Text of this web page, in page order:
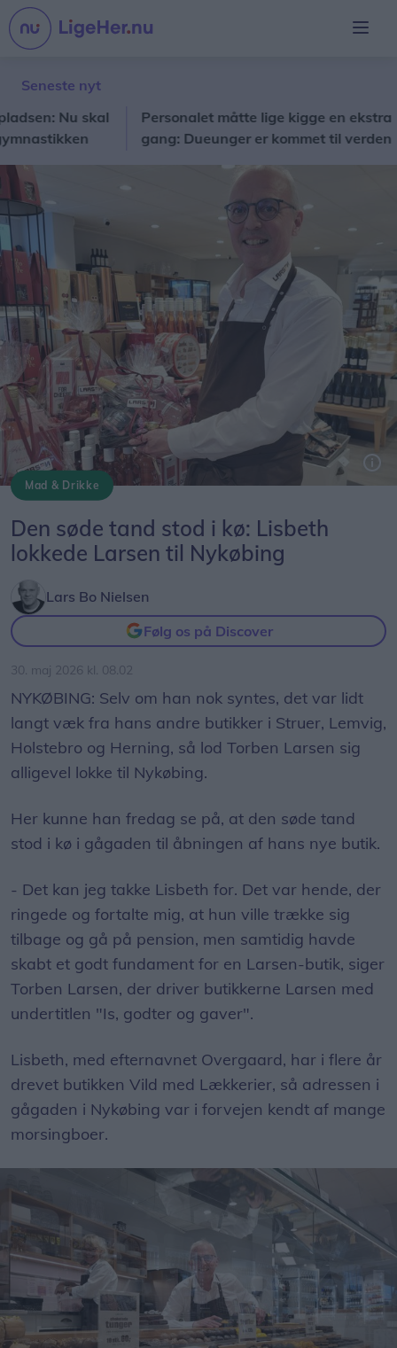
Seneste nyt
Nu skal
Personalet måtte lige kigge en ekstra
gang: Dueunger er kommet til verden
Mad & Drikke
Den søde tand stod i kø: Lisbeth
lokkede Larsen til Nykøbing
Lars Bo Nielsen
Følg os på Discover
30. maj 2026 kl. 08.02
NYKØBING: Selv om han nok syntes, det var lidt
langt væk fra hans andre butikker i Struer, Lemvig,
Holstebro og Herning, så lod Torben Larsen sig
alligevel lokke til Nykøbing.
Her kunne han fredag se på, at den søde tand
stod i kø i gågaden til åbningen af hans nye butik.
- Det kan jeg takke Lisbeth for. Det var hende, der
ringede og fortalte mig, at hun ville trække sig
tilbage og gå på pension, men samtidig havde
skabt et godt fundament for en Larsen-butik, siger
Torben Larsen, der driver butikkerne Larsen med
undertitlen "Is, godter og gaver".
Lisbeth, med efternavnet Overgaard, har i flere år
drevet butikken Vild med Lækkerier, så adressen i
gågaden i Nykøbing var i forvejen kendt af mange
morsingboer.